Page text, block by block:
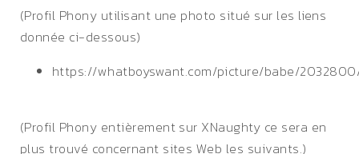
(Profil Phony utilisant une photo situé sur les liens
donnée ci-dessous)
https://whatboyswant.com/picture/babe/
(Profil Phony entièrement sur XNaughty ce sera en
plus trouvé concernant sites Web les suivants.)